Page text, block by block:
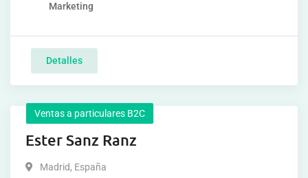
Marketing
Detalles
Ventas a particulares B2C
Ester Sanz Ranz
Madrid, España